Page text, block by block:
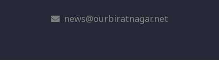
news@ourbiratnagar.net